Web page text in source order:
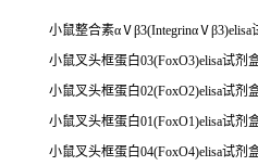
小鼠整合素αⅤβ3(IntegrinαⅤβ3)elisa
小鼠叉头框蛋白03(FoxO3)elisa试剂
小鼠叉头框蛋白02(FoxO2)elisa试剂
小鼠叉头框蛋白01(FoxO1)elisa试剂
小鼠叉头框蛋白04(FoxO4)elisa试剂